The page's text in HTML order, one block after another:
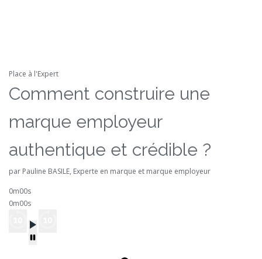
Place à l'Expert
Comment construire une
marque employeur
authentique et crédible ?
par Pauline BASILE, Experte en marque et marque employeur
0m00s
0m00s